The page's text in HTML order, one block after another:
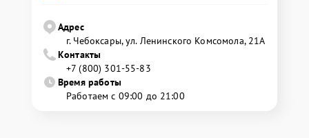
Адрес
г. Чебоксары, ул. Ленинского Комсомола, 21А
Контакты
+7 (800) 301-55-83
Время работы
Работаем с 09:00 до 21:00